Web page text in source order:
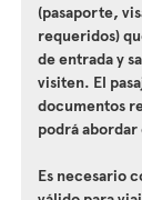
(pasaporte,
requeridos)
de entrada y
visiten. El
documentos
podrá abordar
Es necesario